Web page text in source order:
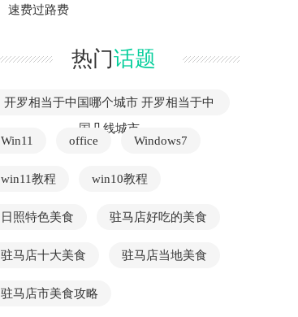
速费过路费
热门话题
开罗相当于中国哪个城市 开罗相当于中
国几线城市
Win11
office Windows7
win11教程 win10教程
日照特色美食 驻马店好吃的美食
驻马店十大美食 驻马店当地美食
驻马店市美食攻略